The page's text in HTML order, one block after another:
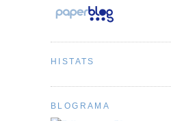
HISTATS
BLOGRAMA